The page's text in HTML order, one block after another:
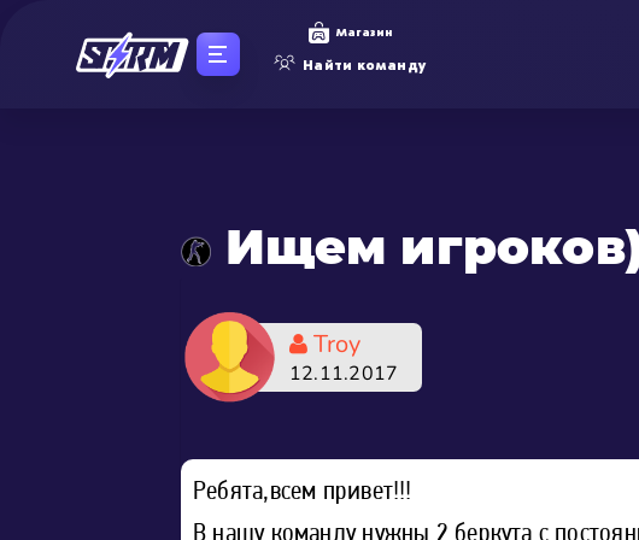
Магазин
Найти команду
Ищем
Troy
12.11.2017
Ребята,всем привет!!!